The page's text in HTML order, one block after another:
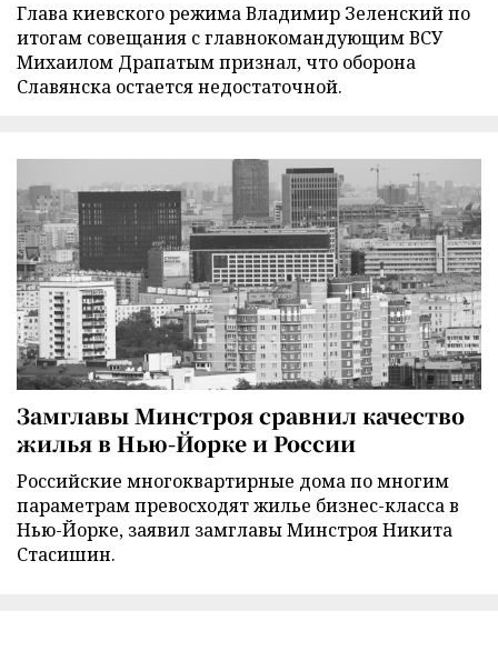
Глава киевского режима Владимир Зеленский по
итогам совещания с главнокомандующим ВСУ
Михаилом Драпатым признал, что оборона
Славянска остается недостаточной.
Замглавы Минстроя сравнил качество
жилья в Нью-Йорке и России
Российские многоквартирные дома по многим
параметрам превосходят жилье бизнес-класса в
Нью-Йорке, заявил замглавы Минстроя Никита
Стасишин.